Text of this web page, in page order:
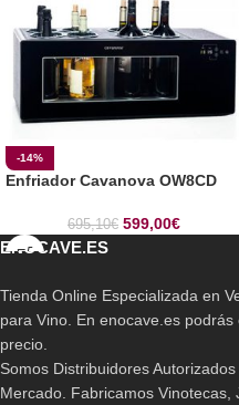
-14%
Enfriador Cavanova OW8CD
695,10€ 599,00€
ENOCAVE.ES
Tienda Online Especializada en
para Vino. En enocave.es
precio.
Somos Distribuidores
Mercado. Fabricamos